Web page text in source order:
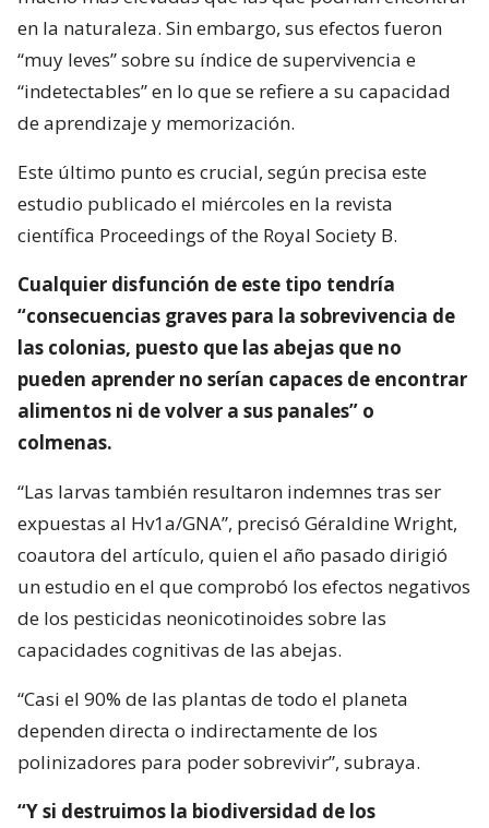
en la naturaleza. Sin embargo, sus efectos fueron
“muy leves” sobre su índice de supervivencia e
“indetectables” en lo que se refiere a su capacidad
de aprendizaje y memorización.
Este último punto es crucial, según precisa este
estudio publicado el miércoles en la revista
científica Proceedings of the Royal Society B.
Cualquier disfunción de este tipo tendría
“consecuencias graves para la sobrevivencia de
las colonias, puesto que las abejas que no
pueden aprender no serían capaces de encontrar
alimentos ni de volver a sus panales” o
colmenas.
“Las larvas también resultaron indemnes tras ser
expuestas al Hv1a/GNA”, precisó Géraldine Wright,
coautora del artículo, quien el año pasado dirigió
un estudio en el que comprobó los efectos negativos
de los pesticidas neonicotinoides sobre las
capacidades cognitivas de las abejas.
“Casi el 90% de las plantas de todo el planeta
dependen directa o indirectamente de los
polinizadores para poder sobrevivir”, subraya.
“Y si destruimos la biodiversidad de los